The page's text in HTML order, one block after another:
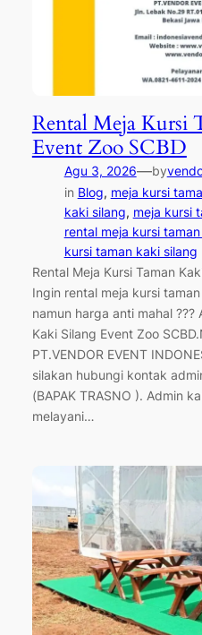
Rental Meja Kursi
Event Zoo SCBD
Agu 3, 2026—by
in Blog, meja kursi
kaki silang, meja kursi
rental meja kursi
kursi taman kaki silang
Rental Meja Kursi Taman
Ingin rental meja kursi
namun harga anti mahal ???
Kaki Silang Event Zoo
PT.VENDOR EVENT
silakan hubungi kontak
(BAPAK TRASNO ). Admin
melayani…